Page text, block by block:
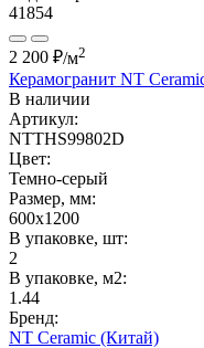
41854
2 200 ₽/м2
Керамогранит NT
В наличии
Артикул:
NTTHS99802D
Цвет:
Темно-серый
Размер, мм:
600x1200
В упаковке, шт:
2
В упаковке, м2:
1.44
Бренд:
NT Ceramic (Китай)